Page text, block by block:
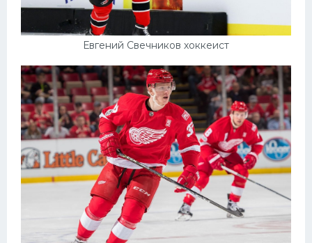
Евгений Свечников хоккеист